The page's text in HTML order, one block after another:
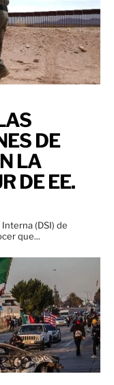
DE
LA
DE EE.
(DSI) de
que...